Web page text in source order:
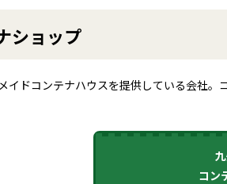
ショップ
イドコンテナハウスを提供している会社
コン